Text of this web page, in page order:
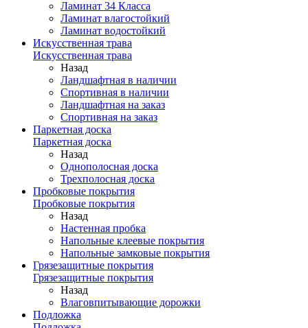
Ламинат 34 Класса
Ламинат влагостойкий
Ламинат водостойкий
Искусственная трава
Искусственная трава
Назад
Ландшафтная в наличии
Спортивная в наличии
Ландшафтная на заказ
Спортивная на заказ
Паркетная доска
Паркетная доска
Назад
Однополосная доска
Трехполосная доска
Пробковые покрытия
Пробковые покрытия
Назад
Настенная пробка
Напольные клеевые покрытия
Напольные замковые покрытия
Грязезащитные покрытия
Грязезащитные покрытия
Назад
Влаговпитывающие дорожки
Подложка